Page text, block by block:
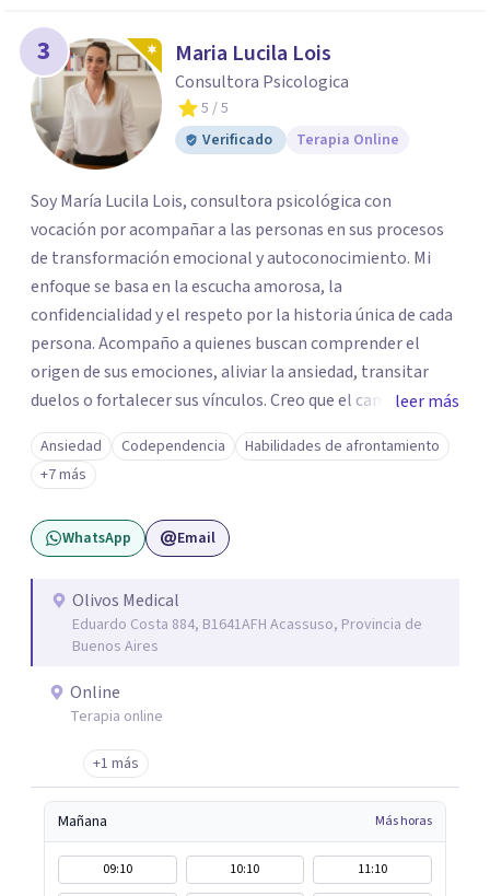
3 Maria Lucila Lois
Consultora Psicologica
5 / 5
Verificado
Terapia Online
Soy María Lucila Lois, consultora psicológica con
vocación por acompañar a las personas en sus procesos
de transformación emocional y autoconocimiento. Mi
enfoque se basa en la escucha amorosa, la
confidencialidad y el respeto por la historia única de cada
persona. Acompaño a quienes buscan comprender el
origen de sus emociones, aliviar la ansiedad, transitar
duelos o fortalecer sus vínculos. Creo que el camino hacia
una vida más auténtica comienza cuando nos animamos
a mirar hacia adentro y a reconocer las raíces de lo que
sentimos.
leer más
Ansiedad Codependencia
Habilidades de afrontamiento
+7 más
WhatsApp Email
Olivos Medical
Eduardo Costa 884, B1641AFH Acassuso, Provincia de
Buenos Aires
Online
Terapia online
+1 más
Mañana Más horas
09:10 10:10
11:10